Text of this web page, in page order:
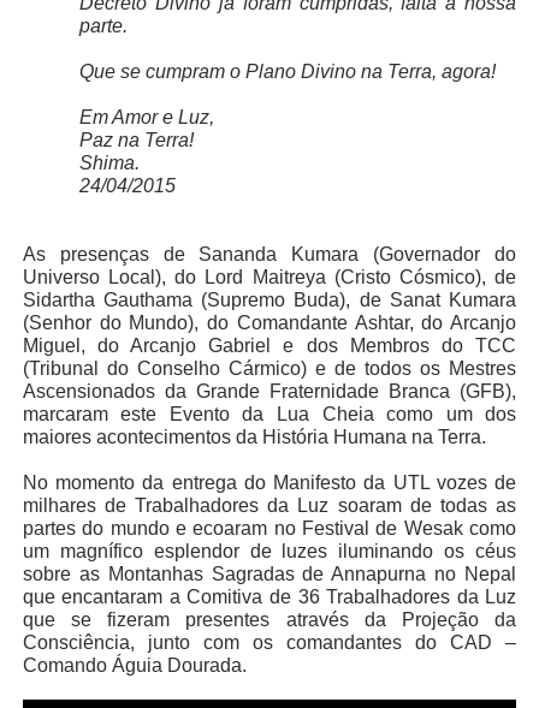
parte.
Que se cumpram o Plano Divino na Terra, agora!
Em Amor e Luz,
Paz na Terra!
Shima.
24/04/2015
As presenças de Sananda Kumara (Governador do
Universo Local), do Lord Maitreya (Cristo Cósmico), de
Sidartha Gauthama (Supremo Buda), de Sanat Kumara
(Senhor do Mundo), do Comandante Ashtar, do Arcanjo
Miguel, do Arcanjo Gabriel e dos Membros do TCC
(Tribunal do Conselho Cármico) e de todos os Mestres
Ascensionados da Grande Fraternidade Branca (GFB),
marcaram este Evento da Lua Cheia como um dos
maiores acontecimentos da História Humana na Terra.
No momento da entrega do Manifesto da UTL vozes de
milhares de Trabalhadores da Luz soaram de todas as
partes do mundo e ecoaram no Festival de Wesak como
um magnífico esplendor de luzes iluminando os céus
sobre as Montanhas Sagradas de Annapurna no Nepal
que encantaram a Comitiva de 36 Trabalhadores da Luz
que se fizeram presentes através da Projeção da
Consciência, junto com os comandantes do CAD –
Comando Águia Dourada.